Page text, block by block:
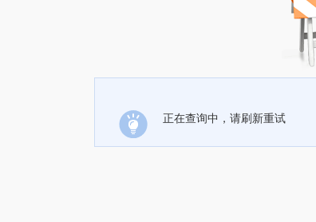
正在查询中，请刷新重试